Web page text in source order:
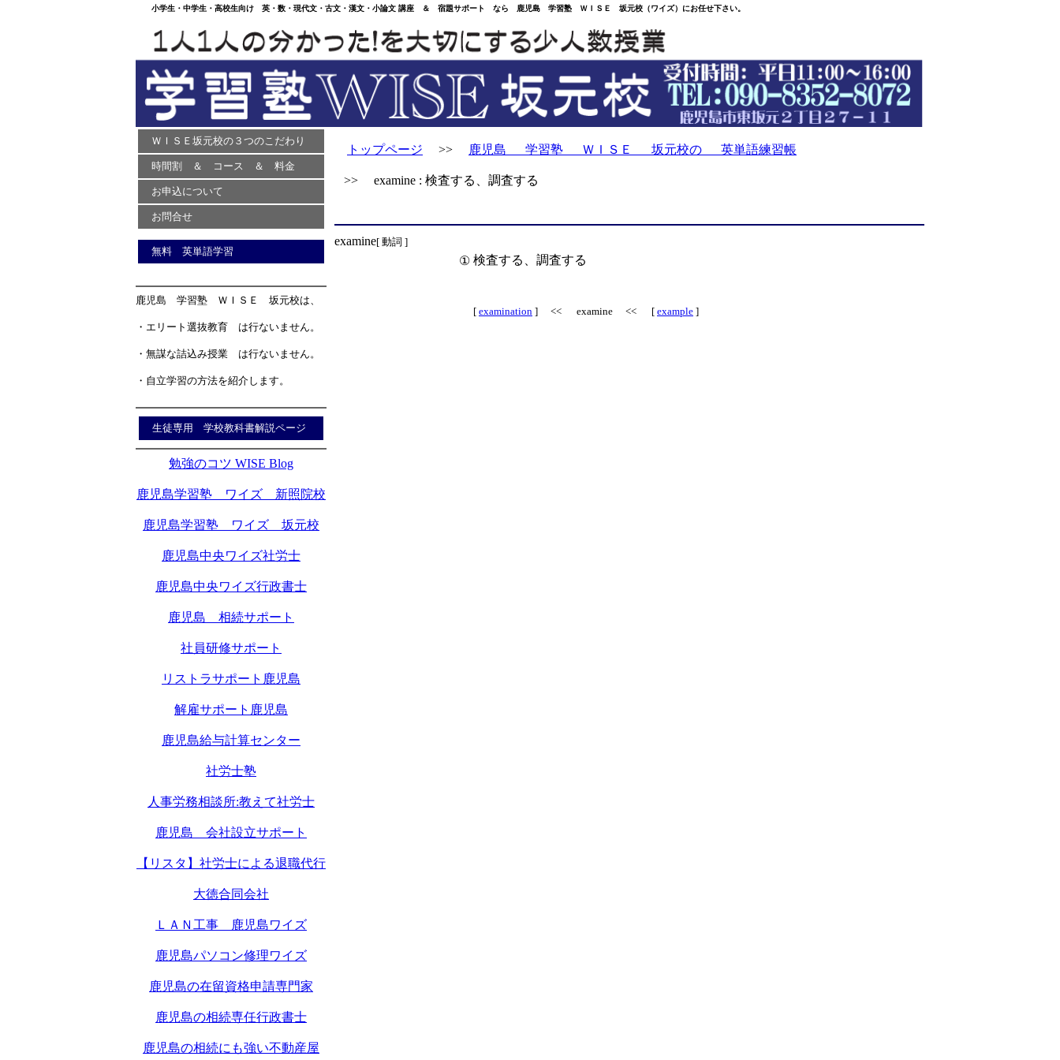
小学生・中学生・高校生向け 英・数・現代文・古文・漢文・小論文 講座 ＆ 宿題サポート なら 鹿児島 学習塾 ＷＩＳＥ 坂元校（ワイズ）にお任せ下さい。
ＷＩＳＥ坂元校の３つのこだわり
時間割 ＆ コース ＆ 料金
お申込について
お問合せ
無料 英単語学習
鹿児島 学習塾 ＷＩＳＥ 坂元校は、
・エリート選抜教育 は行ないません。
・無謀な詰込み授業 は行ないません。
・自立学習の方法を紹介します。
生徒専用 学校教科書解説ページ
勉強のコツ WISE Blog
鹿児島学習塾 ワイズ 新照院校
鹿児島学習塾 ワイズ 坂元校
鹿児島中央ワイズ社労士
鹿児島中央ワイズ行政書士
鹿児島 相続サポート
社員研修サポート
リストラサポート鹿児島
解雇サポート鹿児島
鹿児島給与計算センター
社労士塾
人事労務相談所:教えて社労士
鹿児島 会社設立サポート
【リスタ】社労士による退職代行
大徳合同会社
ＬＡＮ工事 鹿児島ワイズ
鹿児島パソコン修理ワイズ
鹿児島の在留資格申請専門家
鹿児島の相続専任行政書士
鹿児島の相続にも強い不動産屋
トップページ >> 鹿児島 学習塾 ＷＩＳＥ 坂元校の 英単語練習帳
>> examine : 検査する、調査する
examine[ 動詞 ]
① 検査する、調査する
[ examination ] << examine << [ example ]